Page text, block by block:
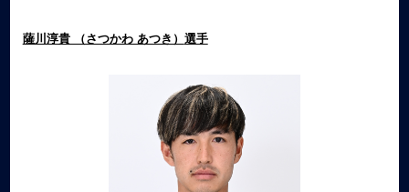
薩川淳貴 （さつかわ あつき） 選手